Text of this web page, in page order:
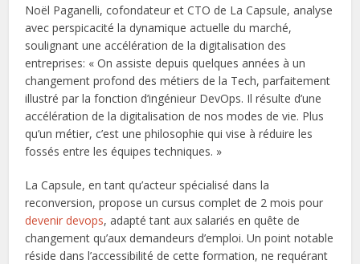
Noël Paganelli, cofondateur et CTO de La Capsule, analyse
avec perspicacité la dynamique actuelle du marché,
soulignant une accélération de la digitalisation des
entreprises: « On assiste depuis quelques années à un
changement profond des métiers de la Tech, parfaitement
illustré par la fonction d’ingénieur DevOps. Il résulte d’une
accélération de la digitalisation de nos modes de vie. Plus
qu’un métier, c’est une philosophie qui vise à réduire les
fossés entre les équipes techniques. »
La Capsule, en tant qu’acteur spécialisé dans la
reconversion, propose un cursus complet de 2 mois pour
devenir devops, adapté tant aux salariés en quête de
changement qu’aux demandeurs d’emploi. Un point notable
réside dans l’accessibilité de cette formation, ne requérant